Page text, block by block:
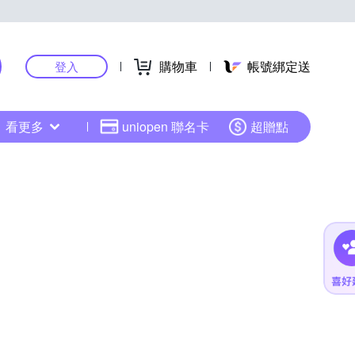
登入 購物車 帳號綁定送
看更多 uniopen 聯名卡 超贈點